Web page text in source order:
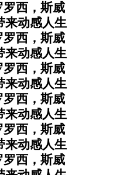
西，斯威
来动感人生
西，斯威
来动感人生
西，斯威
来动感人生
西，斯威
来动感人生
西，斯威
来动感人生
西，斯威